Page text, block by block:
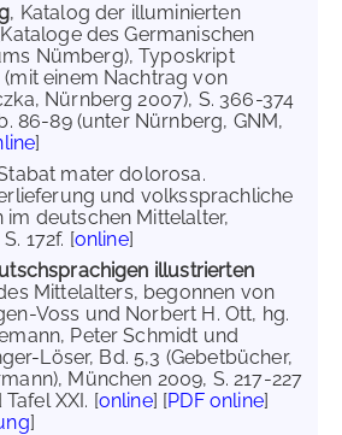
, Katalog der illuminierten
des Germanischen
Nümberg), Typoskript
einem Nachtrag von
Nürnberg 2007), S. 366-374
86-89 (unter Nürnberg, GNM,
]
mater dolorosa.
und volkssprachliche
deutschen Mittelalter,
172f. [online]
illustrierten
Mittelalters, begonnen von
Voss und Norbert H. Ott, hg.
Peter Schmidt und
Löser, Bd. 5,3 (Gebetbücher,
München 2009, S. 217-227
Tafel XXI. [online] [PDF online]
]